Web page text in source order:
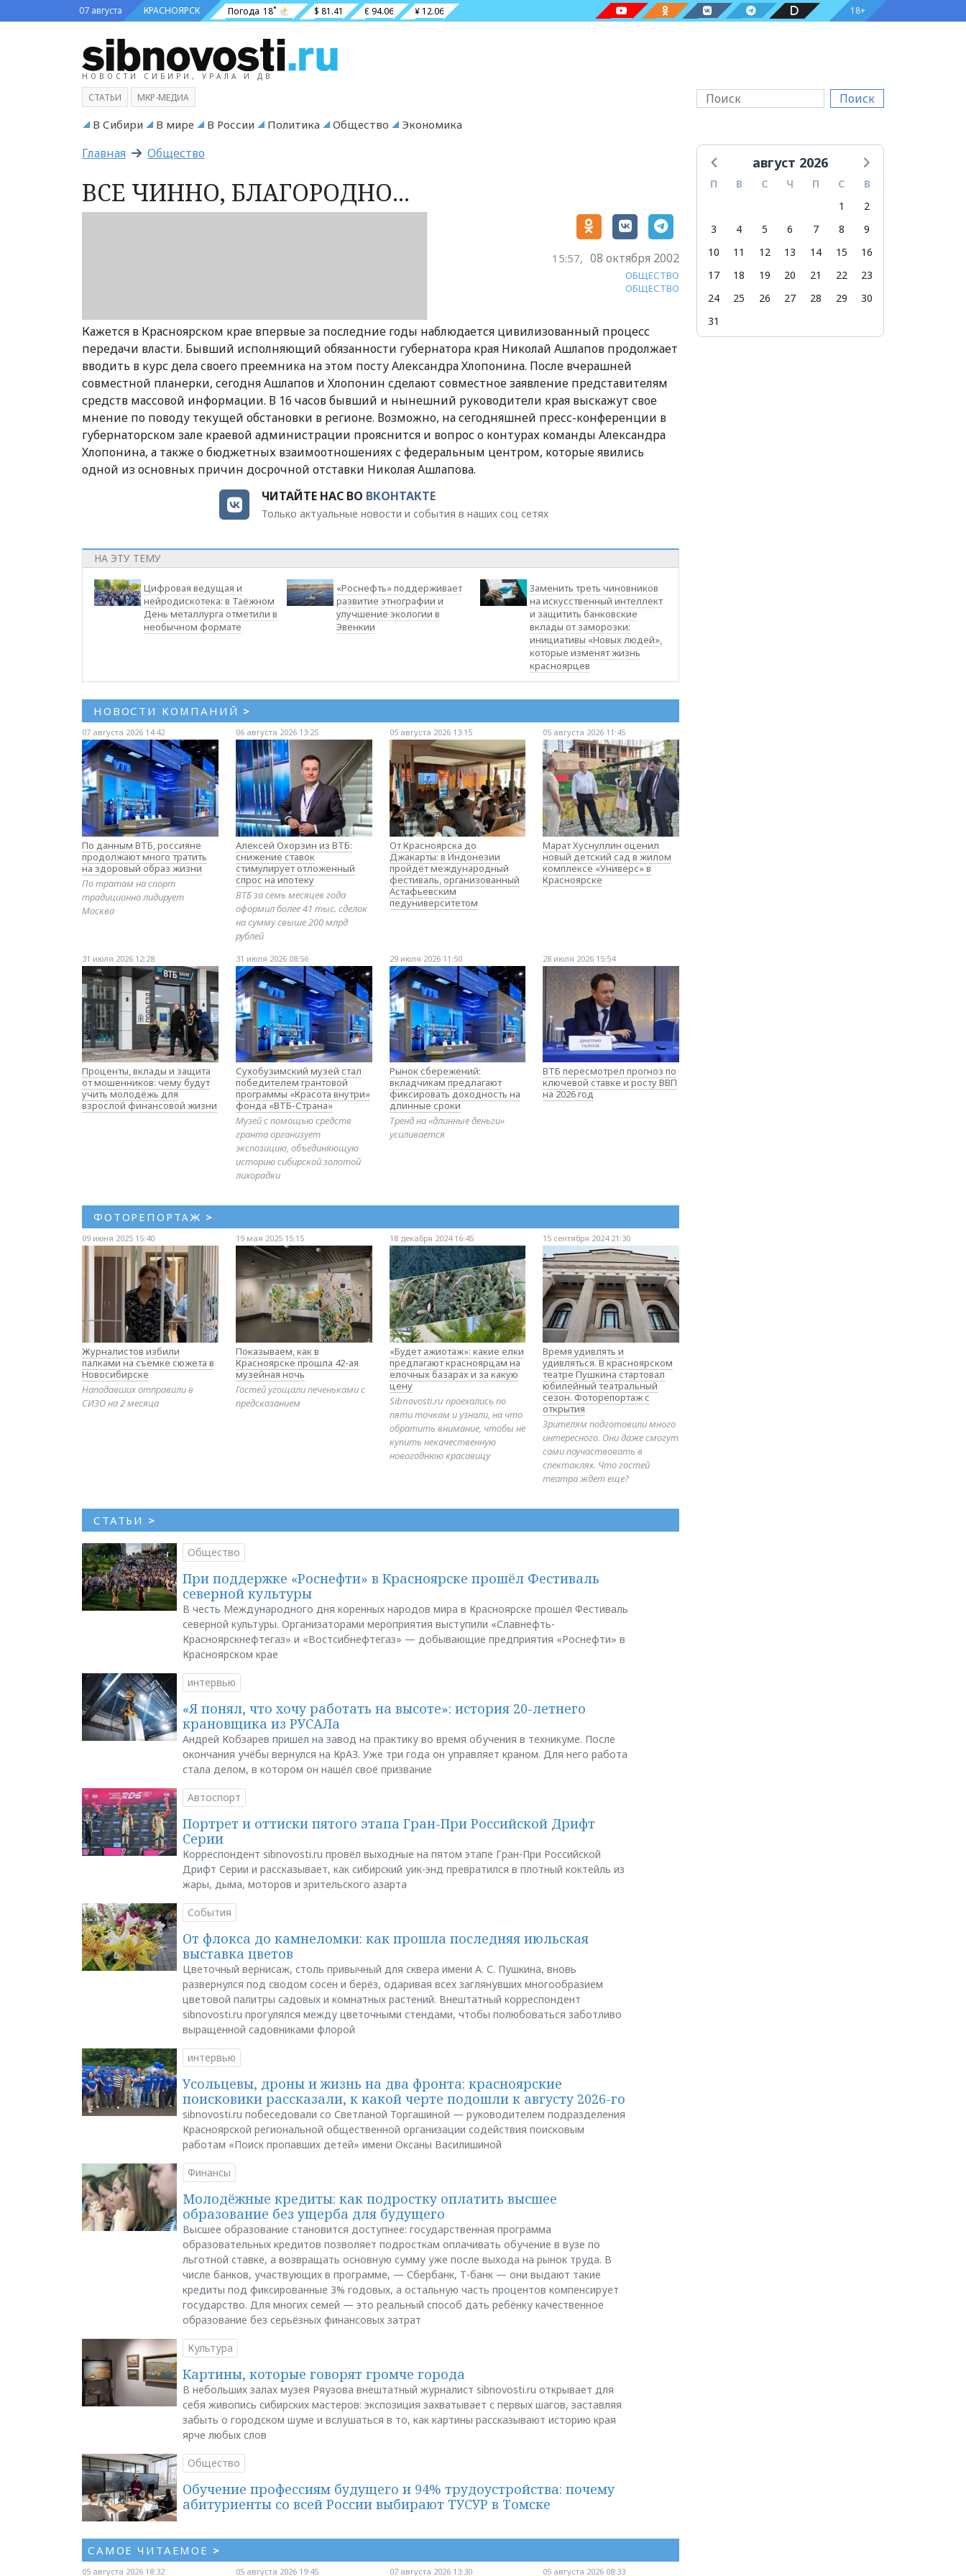
07 августа КРАСНОЯРСК Погода 18˚ $ 81.41 € 94.06 ¥ 12.06 18+
НОВОСТИ СИБИРИ, УРАЛА И ДВ
Поиск
СТАТЬИ МКР-МЕДИА
В Сибири В мире В России Политика Общество Экономика
Главная Общество
ВСЕ ЧИННО, БЛАГОРОДНО...
15:57, 08 октября 2002
ОБЩЕСТВО
ОБЩЕСТВО
Кажется в Красноярском крае впервые за последние годы наблюдается цивилизованный процесс
передачи власти. Бывший исполняющий обязанности губернатора края Николай Ашлапов продолжает
вводить в курс дела своего преемника на этом посту Александра Хлопонина. После вчерашней
совместной планерки, сегодня Ашлапов и Хлопонин сделают совместное заявление представителям
средств массовой информации. В 16 часов бывший и нынешний руководители края выскажут свое
мнение по поводу текущей обстановки в регионе. Возможно, на сегодняшней пресс-конференции в
губернаторском зале краевой администрации прояснится и вопрос о контурах команды Александра
Хлопонина, а также о бюджетных взаимоотношениях с федеральным центром, которые явились
одной из основных причин досрочной отставки Николая Ашлапова.
ЧИТАЙТЕ НАС ВО ВКОНТАКТЕ
Только актуальные новости и события в наших соц сетях
НА ЭТУ ТЕМУ
Цифровая ведущая и
нейродискотека: в Таёжном
День металлурга отметили в
необычном формате
«Роснефть» поддерживает
развитие этнографии и
улучшение экологии в
Эвенкии
Заменить треть чиновников
на искусственный интеллект
и защитить банковские
вклады от заморозки:
инициативы «Новых людей»,
которые изменят жизнь
красноярцев
НОВОСТИ КОМПАНИЙ >
07 августа 2026 14:42
По данным ВТБ, россияне
продолжают много тратить
на здоровый образ жизни
По тратам на спорт
традиционно лидирует
Москва
06 августа 2026 13:25
Алексей Охорзин из ВТБ:
снижение ставок
стимулирует отложенный
спрос на ипотеку
ВТБ за семь месяцев года
оформил более 41 тыс. сделок
на сумму свыше 200 млрд
рублей
05 августа 2026 13:15
От Красноярска до
Джакарты: в Индонезии
пройдёт международный
фестиваль, организованный
Астафьевским
педуниверситетом
05 августа 2026 11:45
Марат Хуснуллин оценил
новый детский сад в жилом
комплексе «Универс» в
Красноярске
31 июля 2026 12:28
Проценты, вклады и защита
от мошенников: чему будут
учить молодёжь для
взрослой финансовой жизни
31 июля 2026 08:56
Сухобузимский музей стал
победителем грантовой
программы «Красота внутри»
фонда «ВТБ-Страна»
Музей с помощью средств
гранта организует
экспозицию, объединяющую
историю сибирской золотой
лихорадки
29 июля 2026 11:50
Рынок сбережений:
вкладчикам предлагают
фиксировать доходность на
длинные сроки
Тренд на «длинные деньги»
усиливается
28 июля 2026 15:54
ВТБ пересмотрел прогноз по
ключевой ставке и росту ВВП
на 2026 год
ФОТОРЕПОРТАЖ >
09 июня 2025 15:40
Журналистов избили
палками на съемке сюжета в
Новосибирске
Нападавших отправили в
СИЗО на 2 месяца
19 мая 2025 15:15
Показываем, как в
Красноярске прошла 42-ая
музейная ночь
Гостей угощали печеньками с
предсказанием
18 декабря 2024 16:45
«Будет ажиотаж»: какие елки
предлагают красноярцам на
елочных базарах и за какую
цену
Sibnovosti.ru проехались по
пяти точкам и узнали, на что
обратить внимание, чтобы не
купить некачественную
новогоднюю красавицу
15 сентября 2024 21:30
Время удивлять и
удивляться. В красноярском
театре Пушкина стартовал
юбилейный театральный
сезон. Фоторепортаж с
открытия
Зрителям подготовили много
интересного. Они даже смогут
сами поучаствовать в
спектаклях. Что гостей
театра ждет еще?
СТАТЬИ >
Общество
При поддержке «Роснефти» в Красноярске прошёл Фестиваль
северной культуры
В честь Международного дня коренных народов мира в Красноярске прошёл Фестиваль
северной культуры. Организаторами мероприятия выступили «Славнефть-
Красноярскнефтегаз» и «Востсибнефтегаз» — добывающие предприятия «Роснефти» в
Красноярском крае
интервью
«Я понял, что хочу работать на высоте»: история 20-летнего
крановщика из РУСАЛа
Андрей Кобзарев пришёл на завод на практику во время обучения в техникуме. После
окончания учёбы вернулся на КрАЗ. Уже три года он управляет краном. Для него работа
стала делом, в котором он нашёл своё призвание
Автоспорт
Портрет и оттиски пятого этапа Гран-При Российской Дрифт
Серии
Корреспондент sibnovosti.ru провёл выходные на пятом этапе Гран-При Российской
Дрифт Серии и рассказывает, как сибирский уик-энд превратился в плотный коктейль из
жары, дыма, моторов и зрительского азарта
События
От флокса до камнеломки: как прошла последняя июльская
выставка цветов
Цветочный вернисаж, столь привычный для сквера имени А. С. Пушкина, вновь
развернулся под сводом сосен и берёз, одаривая всех заглянувших многообразием
цветовой палитры садовых и комнатных растений. Внештатный корреспондент
sibnovosti.ru прогулялся между цветочными стендами, чтобы полюбоваться заботливо
выращенной садовниками флорой
интервью
Усольцевы, дроны и жизнь на два фронта: красноярские
поисковики рассказали, к какой черте подошли к августу 2026-го
sibnovosti.ru побеседовали со Светланой Торгашиной — руководителем подразделения
Красноярской региональной общественной организации содействия поисковым
работам «Поиск пропавших детей» имени Оксаны Василишиной
Финансы
Молодёжные кредиты: как подростку оплатить высшее
образование без ущерба для будущего
Высшее образование становится доступнее: государственная программа
образовательных кредитов позволяет подросткам оплачивать обучение в вузе по
льготной ставке, а возвращать основную сумму уже после выхода на рынок труда. В
числе банков, участвующих в программе, — Сбербанк, Т-банк — они выдают такие
кредиты под фиксированные 3% годовых, а остальную часть процентов компенсирует
государство. Для многих семей — это реальный способ дать ребёнку качественное
образование без серьёзных финансовых затрат
Культура
Картины, которые говорят громче города
В небольших залах музея Ряузова внештатный журналист sibnovosti.ru открывает для
себя живопись сибирских мастеров: экспозиция захватывает с первых шагов, заставляя
забыть о городском шуме и вслушаться в то, как картины рассказывают историю края
ярче любых слов
Общество
Обучение профессиям будущего и 94% трудоустройства: почему
абитуриенты со всей России выбирают ТУСУР в Томске
САМОЕ ЧИТАЕМОЕ >
05 августа 2026 18:32 05 августа 2026 19:45 07 августа 2026 13:30 05 августа 2026 08:33
август 2026
П В С Ч П С
В
1
2
3
4 5 6 7 8
9
10
11 12 13 14 15
16
17
18 19 20 21 22
23
24
25 26 27 28 29
30
31